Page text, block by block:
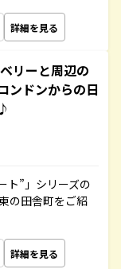
詳細を見る
リーと周辺の
ンドンからの日
ト”」シリーズの
の田舎町をご紹
詳細を見る